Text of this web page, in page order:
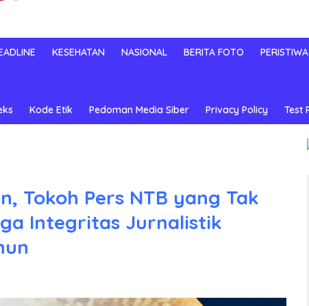
KESEHATAN NASIONAL BERITA FOTO
Kode Etik Pedoman Media Siber Privacy Policy Test
Tokoh Pers NTB yang Tak
Integritas Jurnalistik